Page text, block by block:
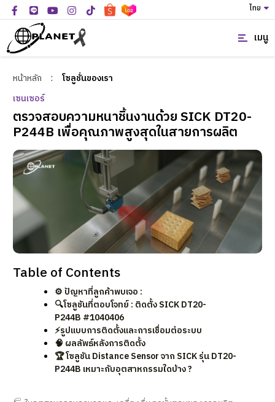
ไทย
เมนู
หน้าหลัก :
โซลูชั่นของเรา
เซนเซอร์
ตรวจสอบความหนาชิ้นงานด้วย SICK DT20-
P244B เพื่อคุณภาพสูงสุดในสายการผลิต
Table of Contents
⚙️ ปัญหาที่ลูกค้าพบเจอ :
🔍โซลูชันที่ตอบโจทย์ : ติดตั้ง SICK DT20-
P244B #1040406
⚡รูปแบบการติดตั้งและการเชื่อมต่อระบบ
🧠 ผลลัพธ์หลังการติดตั้ง
🏆 โซลูชัน Distance Sensor จาก SICK รุ่น DT20-
P244B เหมาะกับอุตสาหกรรมใดบ้าง ?